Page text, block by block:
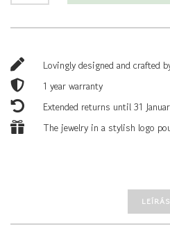
•
FÜLBEVALÓ
 Lovingly designed and crafted
 1 year warranty

Extended returns until 31

The jewelry in a stylish logo
LEÍRÁS